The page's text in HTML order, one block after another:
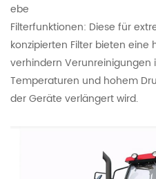
ebe
Filterfunktionen: Diese für
konzipierten Filter bieten eine
verhindern
Temperaturen und hohem
der Geräte verlängert wird.